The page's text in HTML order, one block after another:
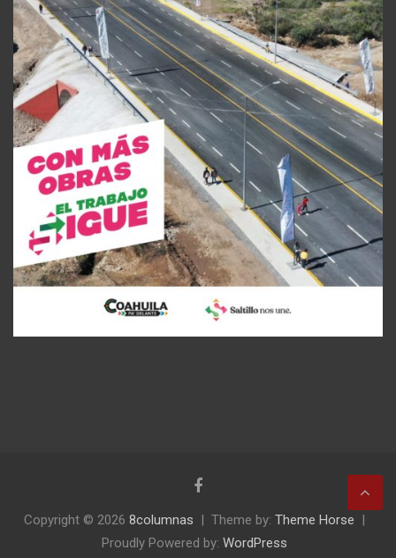
Copyright © 2026 8columnas Theme by: Theme Horse
Proudly Powered by: WordPress